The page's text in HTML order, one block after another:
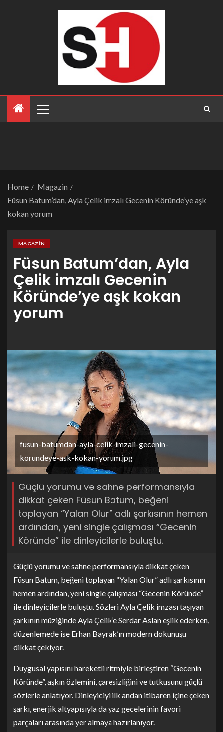
Home
Magazin
Füsun Batum’dan, Ayla Çelik imzalı Gecenin Köründe’ye aşk
kokan yorum
MAGAZIN
Füsun Batum’dan, Ayla
Çelik imzalı Gecenin
Köründe’ye aşk kokan
yorum
fusun-batumdan-ayla-celik-imzali-gecenin-
korundeye-ask-kokan-yorum.jpg
Güçlü yorumu ve sahne performansıyla
dikkat çeken Füsun Batum, beğeni
toplayan “Yalan Olur” adlı şarkısının hemen
ardından, yeni single çalışması “Gecenin
Köründe” ile dinleyicilerle buluştu.
Güçlü yorumu ve sahne performansıyla dikkat çeken
Füsun Batum, beğeni toplayan “Yalan Olur” adlı şarkısının
hemen ardından, yeni single çalışması “Gecenin Köründe”
ile dinleyicilerle buluştu. Sözleri Ayla Çelik imzası taşıyan
şarkının müziğinde Ayla Çelik’e Serdar Aslan eşlik ederken,
düzenlemede ise Erhan Bayrak’ın modern dokunuşu
dikkat çekiyor.
Duygusal yapısını hareketli ritmiyle birleştiren “Gecenin
Köründe”, aşkın özlemini, çaresizliğini ve tutkusunu güçlü
sözlerle anlatıyor. Dinleyiciyi ilk andan itibaren içine çeken
şarkı, enerjik altyapısıyla da yaz gecelerinin favori
parçaları arasında yer almaya hazırlanıyor.